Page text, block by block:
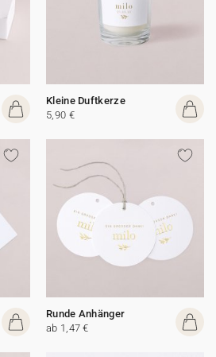
Kleine Duftkerze
5,90 €
Runde Anhänger
ab 1,47 €